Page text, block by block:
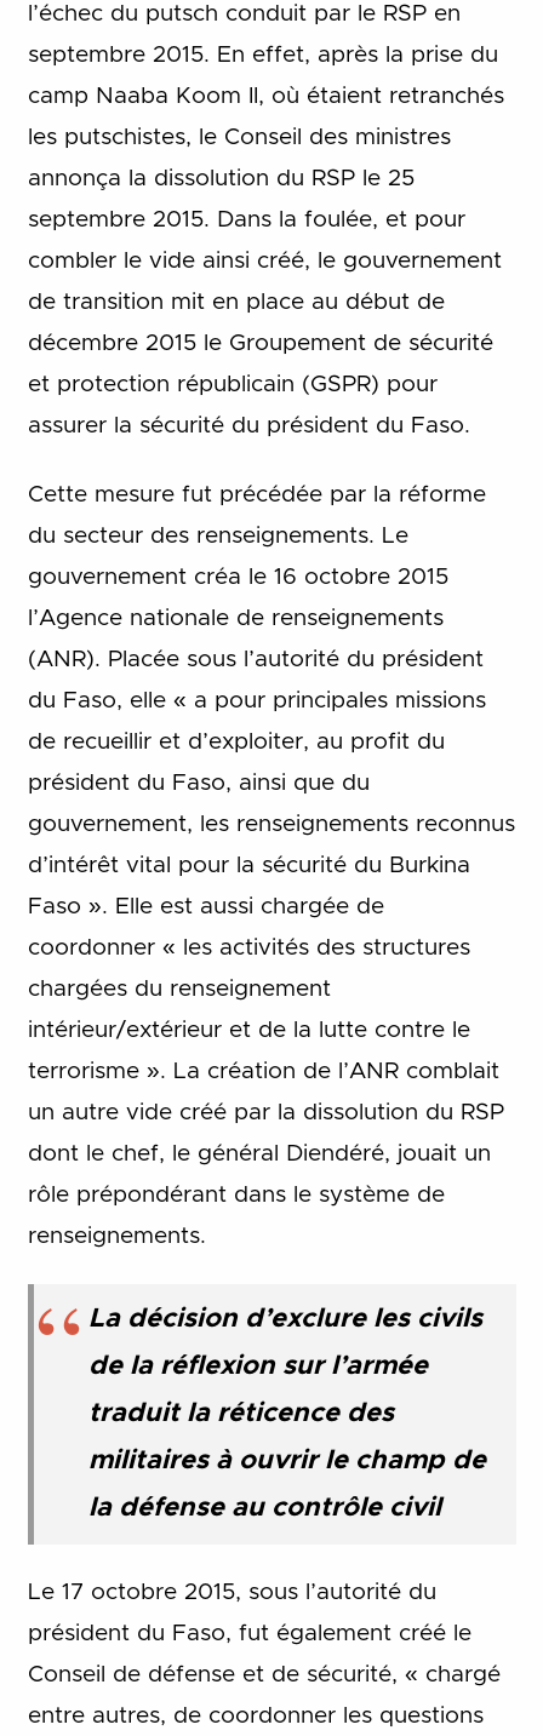
l’échec du putsch conduit par le RSP en
septembre 2015. En effet, après la prise du
camp Naaba Koom II, où étaient retranchés
les putschistes, le Conseil des ministres
annonça la dissolution du RSP le 25
septembre 2015. Dans la foulée, et pour
combler le vide ainsi créé, le gouvernement
de transition mit en place au début de
décembre 2015 le Groupement de sécurité
et protection républicain (GSPR) pour
assurer la sécurité du président du Faso.
Cette mesure fut précédée par la réforme
du secteur des renseignements. Le
gouvernement créa le 16 octobre 2015
l’Agence nationale de renseignements
(ANR). Placée sous l’autorité du président
du Faso, elle « a pour principales missions
de recueillir et d’exploiter, au profit du
président du Faso, ainsi que du
gouvernement, les renseignements reconnus
d’intérêt vital pour la sécurité du Burkina
Faso ». Elle est aussi chargée de
coordonner « les activités des structures
chargées du renseignement
intérieur/extérieur et de la lutte contre le
terrorisme ». La création de l’ANR comblait
un autre vide créé par la dissolution du RSP
dont le chef, le général Diendéré, jouait un
rôle prépondérant dans le système de
renseignements.
La décision d’exclure les civils
de la réflexion sur l’armée
traduit la réticence des
militaires à ouvrir le champ de
la défense au contrôle civil
Le 17 octobre 2015, sous l’autorité du
président du Faso, fut également créé le
Conseil de défense et de sécurité, « chargé
entre autres, de coordonner les questions